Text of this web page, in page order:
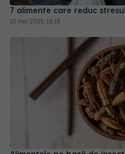
Alimentele pe bază de
sănătoase sunt, de fapt